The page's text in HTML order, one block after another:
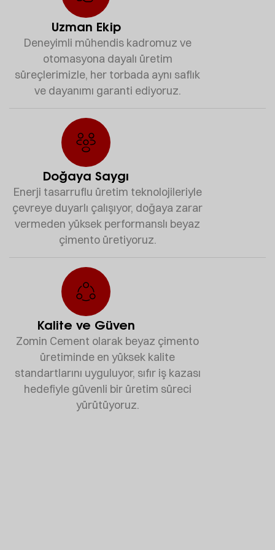
Uzman Ekip
Deneyimli mühendis kadromuz ve
otomasyona dayalı üretim
süreçlerimizle, her torbada aynı saflık
ve dayanımı garanti ediyoruz.
Doğaya Saygı
Enerji tasarruflu üretim teknolojileriyle
çevreye duyarlı çalışıyor, doğaya zarar
vermeden yüksek performanslı beyaz
çimento üretiyoruz.
Kalite ve Güven
Zomin Cement olarak beyaz çimento
üretiminde en yüksek kalite
standartlarını uyguluyor, sıfır iş kazası
hedefiyle güvenli bir üretim süreci
yürütüyoruz.